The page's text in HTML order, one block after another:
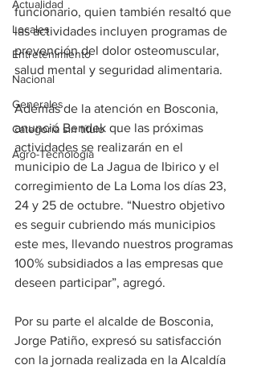
Actualidad
Locales
Entretenimiento
Nacional
Generales
Categoría sin título
Agro-Tecnología
funcionario, quien también resaltó que
las actividades incluyen programas de
prevención del dolor osteomuscular,
salud mental y seguridad alimentaria.
Además de la atención en Bosconia,
anunció Bendek que las próximas
actividades se realizarán en el
municipio de La Jagua de Ibirico y el
corregimiento de La Loma los días 23,
24 y 25 de octubre. “Nuestro objetivo
es seguir cubriendo más municipios
este mes, llevando nuestros programas
100% subsidiados a las empresas que
deseen participar”, agregó.
Por su parte el alcalde de Bosconia,
Jorge Patiño, expresó su satisfacción
con la jornada realizada en la Alcaldía